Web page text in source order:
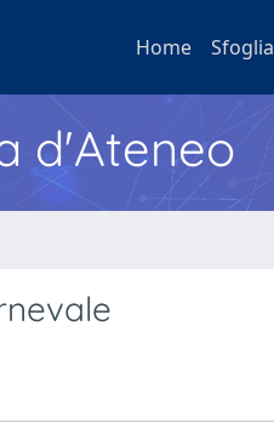
Home Sfoglia
d'Ateneo